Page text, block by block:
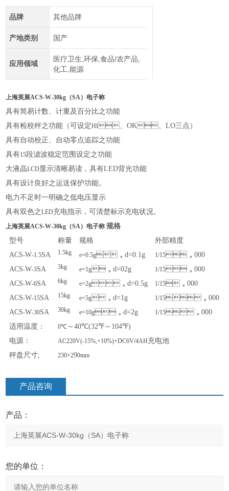
品牌 其他品牌
产地类别 国产
应用领域
医疗卫生,环保,食品/农产品,
化工,能源
上海英展ACS-W-30kg（SA）电子称
具有简易计数、计重及百分比之功能
具有检校秤之功能（可设定HI、OK、LO三点）
具有自动校正、自动零点追踪之功能
具有15段滤波稳定范围设定之功能
大液晶LCD显示清晰易读，具有LED背光功能
具有设计良好之运送保护功能。
电力不足时一明确之低电压显示
具有双色之LED充电指示，可清楚标示充电状况。
上海英展ACS-W-30kg（SA）电子称 规格
型号
称量 规格
外部精度
ACS-W-1.5SA 1.5kg e=0.5g，d=0.1g 1/15，000
ACS-W-3SA 3kg e=1g，d=02g 1/15，000
ACS-W-6SA 6kg e=2g，d=0.5g 1/15，000
ACS-W-15SA 15kg e=5g，d=1g 1/15，000
ACS-W-30SA 30kg e=10g，d=2g 1/15，000
适用温度：
0℃ ～40℃(32℉ ～ 104℉)
电源：
AC220V(-15%,+10%)+DC6V/4AH充电池
秤盘尺寸; 230×290mm
产品咨询
产品：
您的单位：